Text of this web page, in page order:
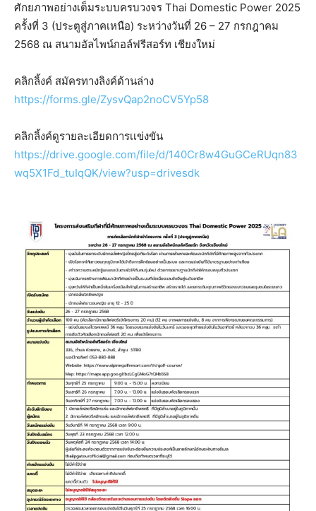
ศักยภาพอย่างเต็มระบบครบวงจร Thai Domestic Power 2025
ครั้งที่ 3 (ประตูสู่ภาคเหนือ) ระหว่างวันที่ 26 – 27 กรกฎาคม
2568 ณ สนามอัลไพน์กอล์ฟรีสอร์ท เชียงใหม่
คลิกลิ้งค์ สมัครทางลิงค์ด้านล่าง
https://forms.gle/ZysvQap2noCV5Yp58
คลิกลิ้งค์ดูรายละเอียดการเเข่งขัน
https://drive.google.com/file/d/140Cr8w4GuGCeRUqn83
wq5X1Fd_tuIqQK/view?usp=drivesdk